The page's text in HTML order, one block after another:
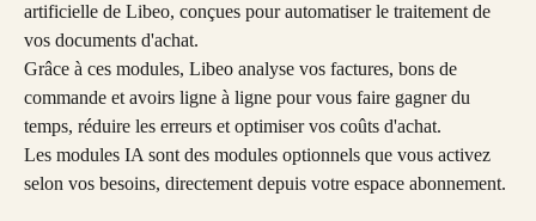
artificielle de Libeo, conçues pour automatiser le traitement de
vos documents d'achat.
Grâce à ces modules, Libeo analyse vos factures, bons de
commande et avoirs ligne à ligne pour vous faire gagner du
temps, réduire les erreurs et optimiser vos coûts d'achat.
Les modules IA sont des modules optionnels que vous activez
selon vos besoins, directement depuis votre espace abonnement.